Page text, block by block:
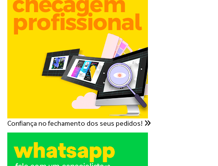
Confiança no fechamento dos seus pedidos!